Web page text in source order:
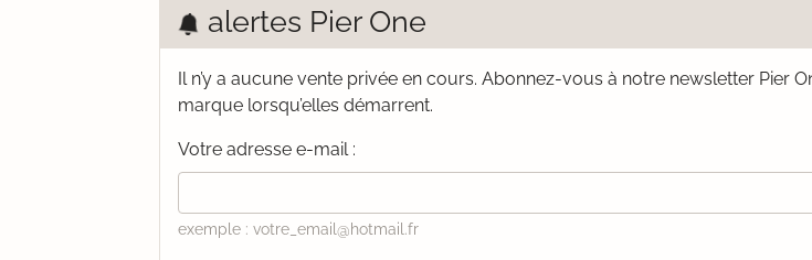
alertes Pier One
Il n’y a aucune vente privée en cours. Abonnez-vous à notre newsletter Pier
marque lorsqu’elles démarrent.
Votre adresse e-mail :
exemple : votre_email@hotmail.fr